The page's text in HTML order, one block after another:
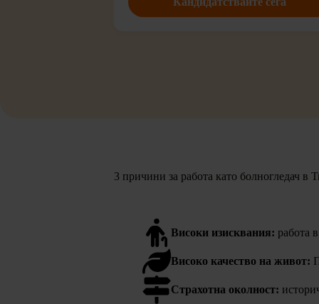
3 причини за работа като болногледач в
Високи изисквания: работа
Високо качество на живот:
Страхотна околност: